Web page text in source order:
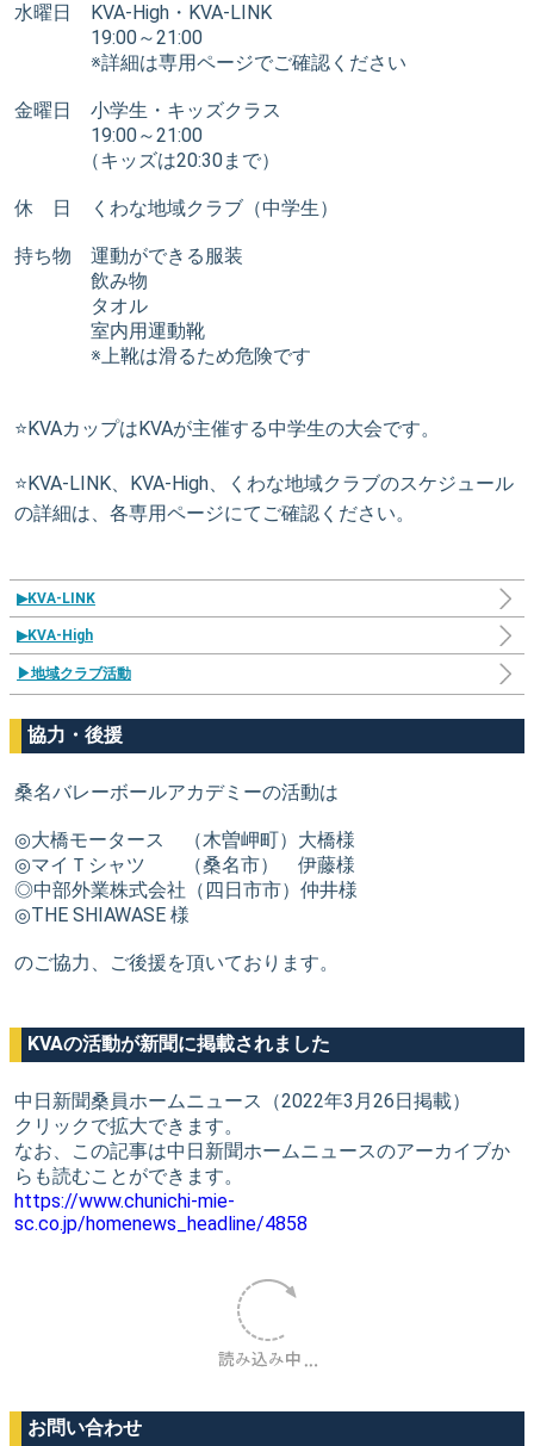
水曜日 KVA-High・KVA-LINK
19:00～21:00
※詳細は専用ページでご確認ください
金曜日 小学生・キッズクラス
19:00～21:00
（キッズは20:30まで）
休 日 くわな地域クラブ（中学生）
持ち物 運動ができる服装
飲み物
タオル
室内用運動靴
※上靴は滑るため危険です
⭐️KVAカップはKVAが主催する中学生の大会です。
⭐️KVA-LINK、KVA-High、くわな地域クラブのスケジュール
の詳細は、各専用ページにてご確認ください。
▶KVA-LINK
▶KVA-High
▶地域クラブ活動
協力・後援
桑名バレーボールアカデミーの活動は
◎大橋モータース （木曽岬町）大橋様
◎マイＴシャツ （桑名市） 伊藤様
◎中部外業株式会社（四日市市）仲井様
◎THE SHIAWASE 様
のご協力、ご後援を頂いております。
KVAの活動が新聞に掲載されました
中日新聞桑員ホームニュース（2022年3月26日掲載）
クリックで拡大できます。
なお、この記事は中日新聞ホームニュースのアーカイブか
らも読むことができます。
https://www.chunichi-mie-
sc.co.jp/homenews_headline/4858